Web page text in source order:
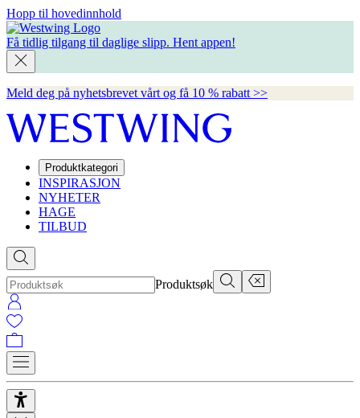
Hopp til hovedinnhold
Få tidlig tilgang til daglige slipp. Hent appen!
Meld deg på nyhetsbrevet vårt og få 10 % rabatt >>
Produktkategori
INSPIRASJON
NYHETER
HAGE
TILBUD
Produktsøk